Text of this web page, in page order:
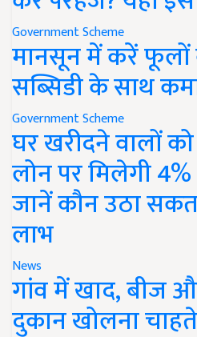
Government Scheme
मानसून में करें फूलों
सब्सिडी के साथ
Government Scheme
घर खरीदने वालों
लोन पर मिलेगी
जानें कौन उठा
लाभ
News
गांव में खाद, बीज
दुकान खोलना